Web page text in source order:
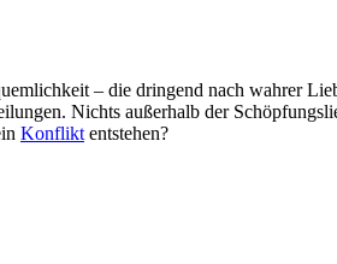
– die dringend nach wahrer
Nichts außerhalb der
Konflikt entstehen?